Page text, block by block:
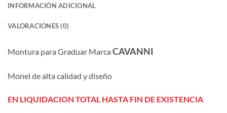
INFORMACIÓN ADICIONAL
VALORACIONES (0)
Montura para Graduar Marca CAVANNI
Monel de alta calidad y diseño
EN LIQUIDACION TOTAL HASTA FIN DE EXISTENCIA